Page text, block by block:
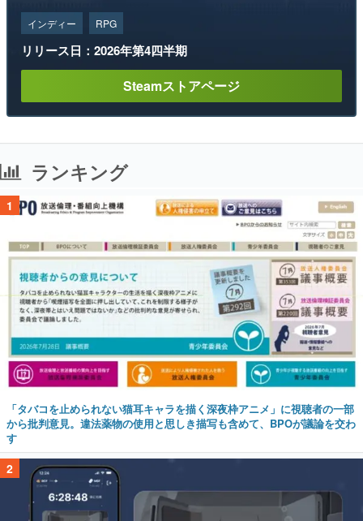
インディー RPG
リリース日：2026年第4四半期
Steamストアページ
ランキング
1
「タバコを止められない猫耳キャラを描く深夜枠アニメ」に視聴者の一部
から批判意見。違法薬物の使用と思しき描写も含めて、BPOが議論を交わ
す
2